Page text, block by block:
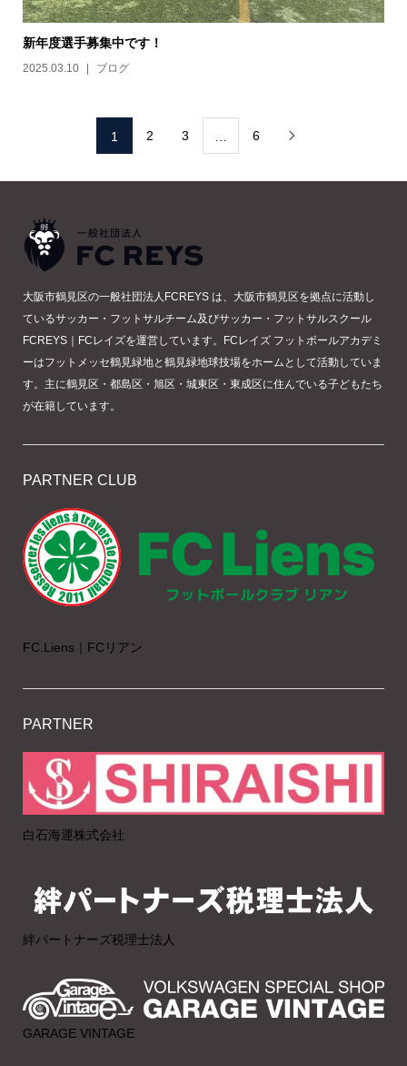
新年度選手募集中です！
2025.03.10 ブログ
1 2 3 6 
大阪市鶴見区の一般社団法人FCREYS は、大阪市鶴見区を拠点に活動し
ているサッカー・フットサルチーム及びサッカー・フットサルスクール
FCREYS｜FCレイズを運営しています。FCレイズ フットボールアカデミ
ーはフットメッセ鶴見緑地と鶴見緑地球技場をホームとして活動していま
す。主に鶴見区・都島区・旭区・城東区・東成区に住んでいる子どもたち
が在籍しています。
PARTNER CLUB
FC.Liens｜FCリアン
PARTNER
白石海運株式会社
絆パートナーズ税理士法人
GARAGE VINTAGE